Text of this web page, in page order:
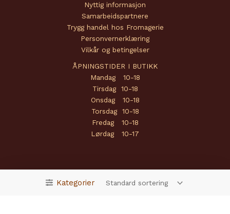
Kategorier
Nyttig informasjon
Samarbeidspartnere
Trygg handel hos Fromagerie
Personvernerklæring
Vilkår og betingelser
ÅPNINGSTIDER I BUTIKK
Mandag 10-18
Tirsdag 10-18
Onsdag 10-18
Torsdag 10-18
Fredag 10-18
Lørdag 10-17